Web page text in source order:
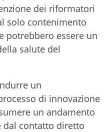
dei riformatori
solo contenimento
potrebbero essere un
salute del
un
di innovazione
un andamento
dal contatto diretto